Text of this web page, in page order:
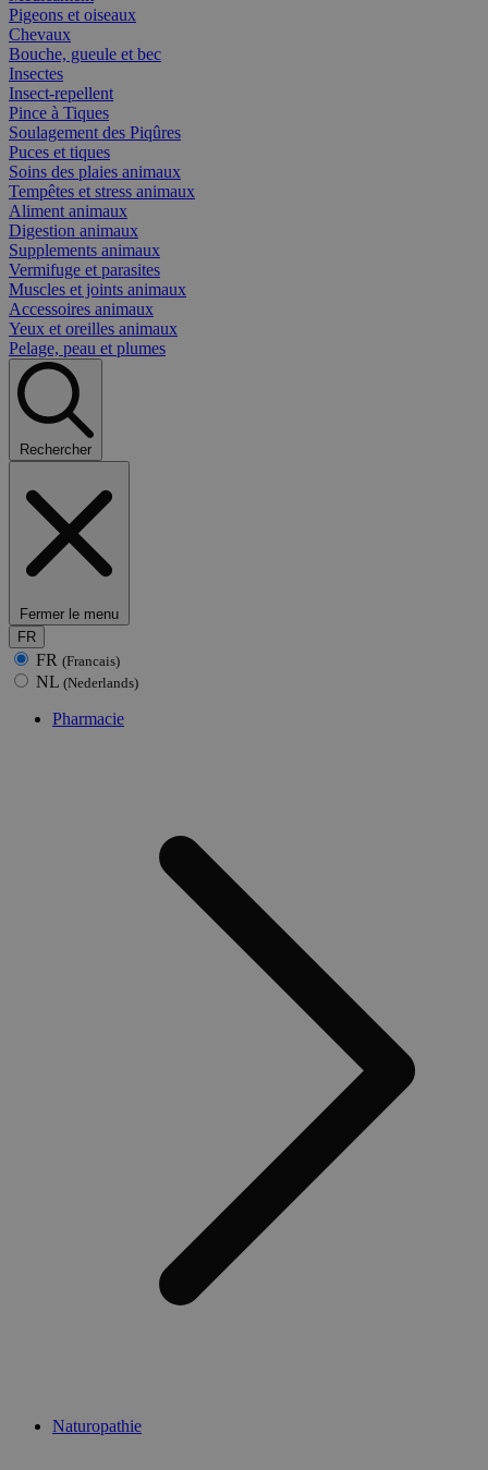
Pigeons et oiseaux
Chevaux
Bouche, gueule et bec
Insectes
Insect-repellent
Pince à Tiques
Soulagement des Piqûres
Puces et tiques
Soins des plaies animaux
Tempêtes et stress animaux
Aliment animaux
Digestion animaux
Supplements animaux
Vermifuge et parasites
Muscles et joints animaux
Accessoires animaux
Yeux et oreilles animaux
Pelage, peau et plumes
Rechercher
Fermer le menu
FR
FR (Francais)
NL (Nederlands)
Pharmacie
Naturopathie